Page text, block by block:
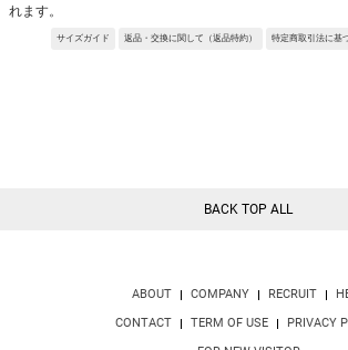
れます。
今季ブーツとの合わせがかわいい丈感で、トリアセ混の
サイズガイド 返品・交換に関して（返品特約） 特定商取引法に基
BACK TOP ALL
ABOUT COMPANY RECRUIT
CONTACT
TERM OF USE
PRIVACY